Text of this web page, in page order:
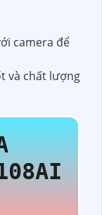
camera để
và chất lượng